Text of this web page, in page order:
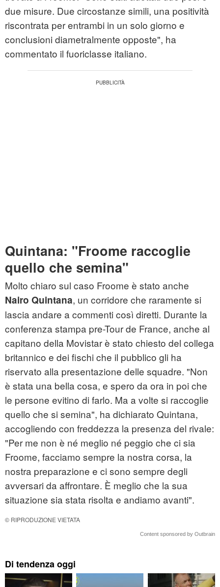
due misure. Due circostanze simili, una positività
riscontrata per entrambi in un solo giorno e
conclusioni diametralmente opposte", ha
commentato il fuoriclasse italiano.
Quintana: "Froome raccoglie
quello che semina"
Molto chiaro sul caso Froome è stato anche
Nairo Quintana, un corridore che raramente si
lascia andare a commenti così diretti. Durante la
conferenza stampa pre-Tour de France, anche al
capitano della Movistar è stato chiesto del collega
britannico e dei fischi che il pubblico gli ha
riservato alla presentazione delle squadre. "Non
è stata una bella cosa, e spero da ora in poi che
le persone evitino di farlo. Ma a volte si raccoglie
quello che si semina", ha dichiarato Quintana,
accogliendo con freddezza la presenza del rivale:
"Per me non è né meglio né peggio che ci sia
Froome, facciamo sempre la nostra corsa, la
nostra preparazione e ci sono sempre degli
avversari da affrontare. È meglio che la sua
situazione sia stata risolta e andiamo avanti".
© RIPRODUZIONE VIETATA
Content sponsored by Outbrain
Di tendenza oggi